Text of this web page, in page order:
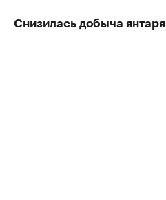
Снизилась добыча янтаря